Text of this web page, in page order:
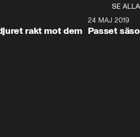
SE ALLA
rakt mot dem
24 MAJ 2019
Passet